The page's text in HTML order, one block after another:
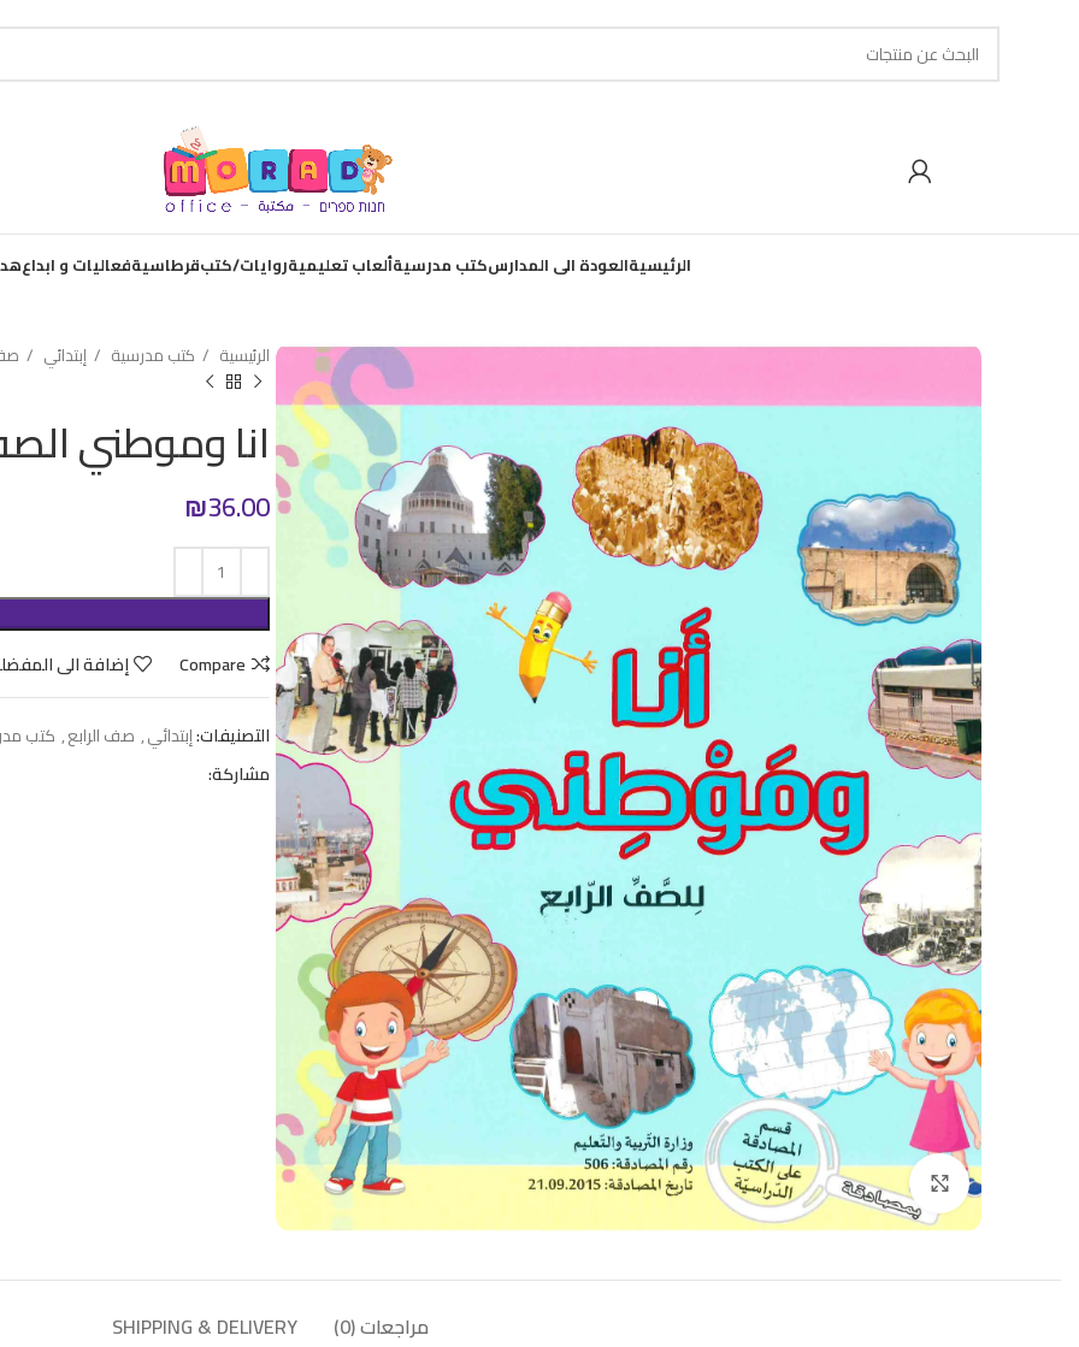
الرئيسيةالعودة الى المدارسكتب مدرسيةألعاب تعليميةروايات/كتبقرطاسيةفعاليات و ابداع
Click to enlarge
الرئيسية كتب مدرسية إبتدائي
انا وموطني
₪36.00
Compare
إضافة الى
التصنيفات:إبتدائي, صف الرابع, كتب
مشاركة:
مراجعات (0) SHIPPING & DELIVERY